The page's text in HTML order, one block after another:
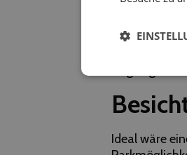
Auf- und
und sollte
kann. In der
Person
Ideal wäre